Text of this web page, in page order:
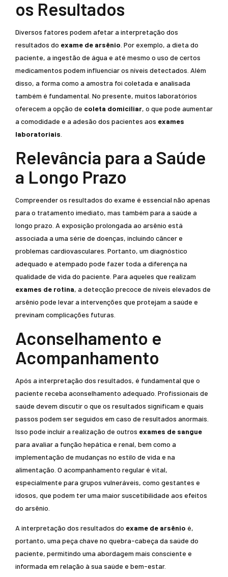
os Resultados
Diversos fatores podem afetar a interpretação dos
resultados do exame de arsênio . Por exemplo, a dieta do
paciente, a ingestão de água e até mesmo o uso de certos
medicamentos podem influenciar os níveis detectados. Além
disso, a forma como a amostra foi coletada e analisada
também é fundamental. No presente, muitos laboratórios
oferecem a opção de coleta domiciliar, o que pode aumentar
a comodidade e a adesão dos pacientes aos exames
laboratoriais
Relevância para a Saúde
a Longo Prazo
Compreender os resultados do exame é essencial não apenas
para o tratamento imediato, mas também para a saúde a
longo prazo. A exposição prolongada ao arsênio está
associada a uma série de doenças, incluindo câncer e
problemas cardiovasculares. Portanto, um diagnóstico
adequado e atempado pode fazer toda a diferença na
qualidade de vida do paciente. Para aqueles que realizam
exames de rotina, a detecção precoce de níveis elevados de
arsênio pode levar a intervenções que protejam a saúde e
previnam complicações futuras.
Aconselhamento e
Acompanhamento
Após a interpretação dos resultados, é fundamental que o
paciente receba aconselhamento adequado. Profissionais de
saúde devem discutir o que os resultados significam e quais
passos podem ser seguidos em caso de resultados anormais.
Isso pode incluir a realização de outros exames de sangue
para avaliar a função hepática e renal, bem como a
implementação de mudanças no estilo de vida e na
alimentação. O acompanhamento regular é vital,
especialmente para grupos vulneráveis, como gestantes e
idosos, que podem ter uma maior suscetibilidade aos efeitos
do arsênio.
A interpretação dos resultados do exame de arsênio é,
portanto, uma peça chave no quebra-cabeça da saúde do
paciente, permitindo uma abordagem mais consciente e
informada em relação à sua saúde e bem-estar.